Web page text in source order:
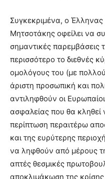
Συγκεκριμένα, ο
Μητσοτάκης οφείλει να
σημαντικές παρεμβάσεις
περισσότερο το διεθνές
ομολόγους του (με
άριστη προσωπική και
αντιληφθούν οι
ασφαλείας που θα
περίπτωση περαιτέρω
και της ευρύτερης
να ληφθούν από μέρους
απτές θεσμικές
αποκλιμάκωση της